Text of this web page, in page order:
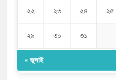
২২ ২৩ ২৪ ২৫
২৯ ৩০ ৩১
« জুলাই